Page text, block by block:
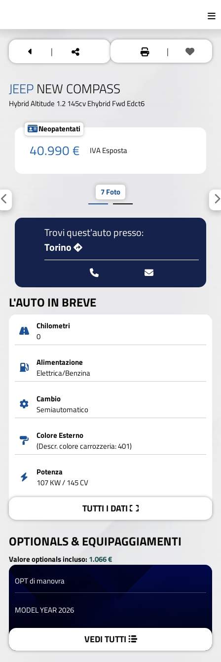
| |
JEEP NEW COMPASS
Hybrid Altitude 1.2 145cv Ehybrid Fwd Edct6
Neopatentati
40.990 € IVA Esposta
7 Foto
Trovi quest'auto presso:
Torino
L'AUTO IN BREVE
Chilometri
0
Alimentazione
Elettrica/Benzina
Cambio
Semiautomatico
Colore Esterno
(Descr. colore carrozzeria: 401)
Potenza
107 KW / 145 CV
TUTTI I DATI
OPTIONALS &EQUIPAGGIAMENTI
Valore optionals incluso: 1.066 €
OPT di manovra
MODEL YEAR 2026
VEDI TUTTI